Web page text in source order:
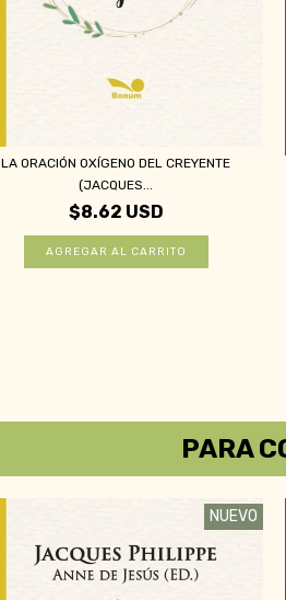
LA ORACIÓN OXÍGENO DEL CREYENTE
(JACQUES...
$8.62 USD
PARA
NUEVO